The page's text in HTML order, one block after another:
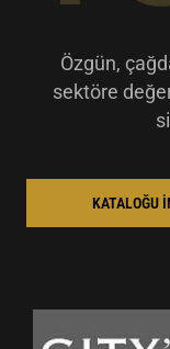
Özgün,
sektöre
KATALOĞU